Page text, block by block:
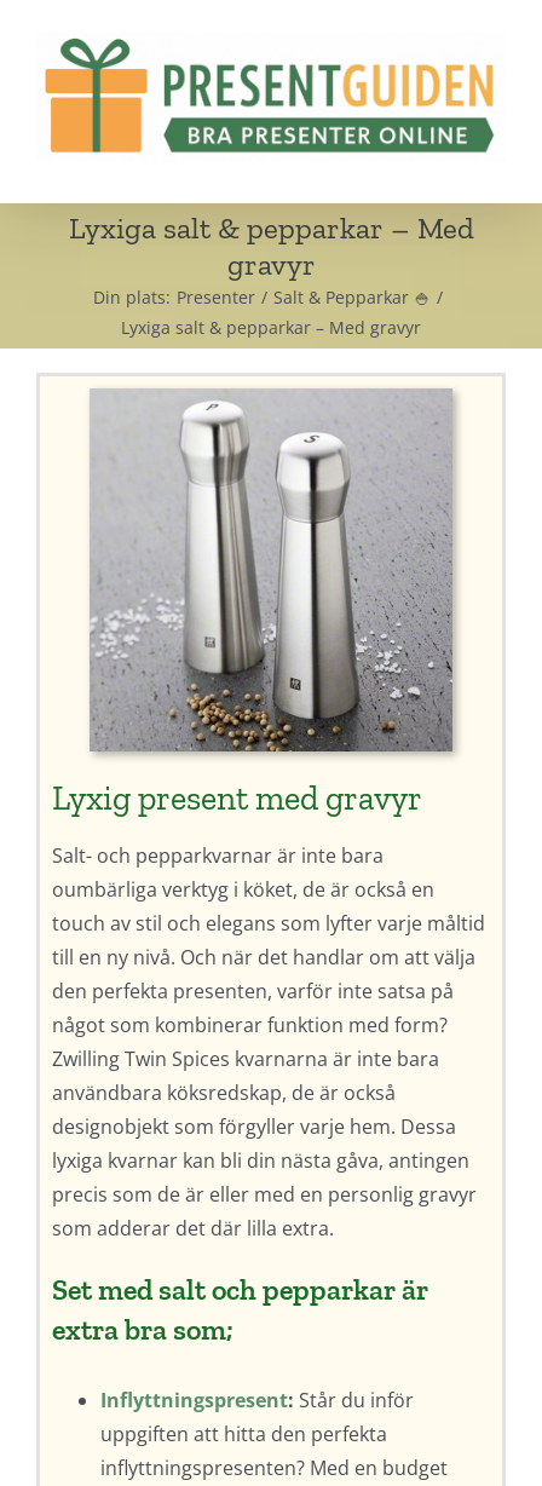
Lyxiga salt & pepparkar – Med
gravyr
Din plats: Presenter
Salt & Pepparkar 🍚
Lyxiga salt & pepparkar – Med gravyr
Lyxig present med gravyr
Salt- och pepparkvarnar är inte bara
oumbärliga verktyg i köket, de är också en
touch av stil och elegans som lyfter varje måltid
till en ny nivå. Och när det handlar om att välja
den perfekta presenten, varför inte satsa på
något som kombinerar funktion med form?
Zwilling Twin Spices kvarnarna är inte bara
användbara köksredskap, de är också
designobjekt som förgyller varje hem. Dessa
lyxiga kvarnar kan bli din nästa gåva, antingen
precis som de är eller med en personlig gravyr
som adderar det där lilla extra.
Set med salt och pepparkar är
extra bra som;
Inflyttningspresent: Står du inför
uppgiften att hitta den perfekta
inflyttningspresenten? Med en budget